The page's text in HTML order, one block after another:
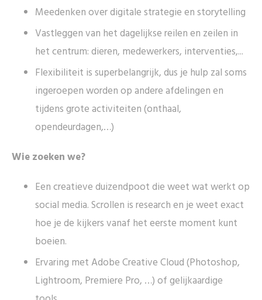
Meedenken over digitale strategie en storytelling
Vastleggen van het dagelijkse reilen en zeilen in
het centrum: dieren, medewerkers, interventies,...
Flexibiliteit is superbelangrijk, dus je hulp zal soms
ingeroepen worden op andere afdelingen en
tijdens grote activiteiten (onthaal,
opendeurdagen,…)
Wie zoeken we?
Een creatieve duizendpoot die weet wat werkt op
social media. Scrollen is research en je weet exact
hoe je de kijkers vanaf het eerste moment kunt
boeien.
Ervaring met Adobe Creative Cloud (Photoshop,
Lightroom, Premiere Pro, …) of gelijkaardige